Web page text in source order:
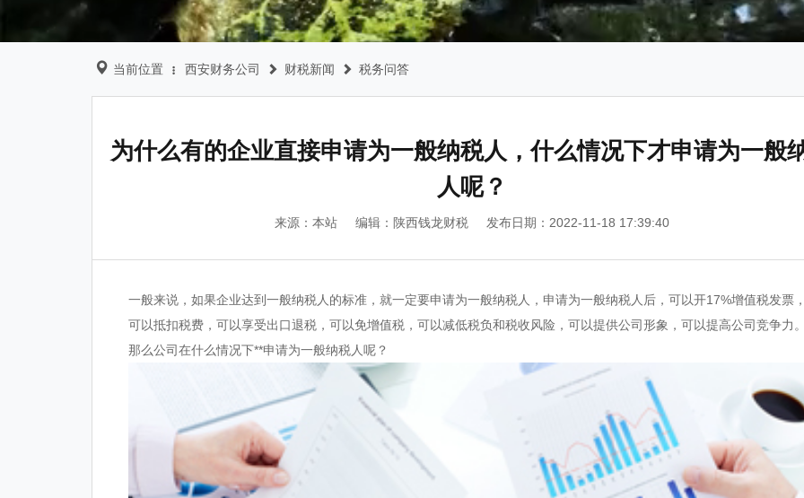
当前位置 西安财务公司 财税新闻 税务问答
为什么有的企业直接申请为一般纳税人，什么情况下才申请为一般
人呢？
来源：本站 编辑：陕西钱龙财税 发布日期：2022-11-18 17:39:40
一般来说，如果企业达到一般纳税人的标准，就一定要申请为一般纳税人，申请为一般纳税人后，可以开17%增值税发票，
可以抵扣税费，可以享受出口退税，可以免增值税，可以减低税负和税收风险，可以提供公司形象，可以提高公司竞争力。
那么公司在什么情况下**申请为一般纳税人呢？